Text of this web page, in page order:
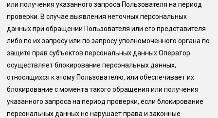
или получения указанного запроса Пользователя на период
проверки. В случае выявления неточных персональных
данных при обращении Пользователя или его представителя
либо по их запросу или по запросу уполномоченного органа по
защите прав субъектов персональных данных Оператор
осуществляет блокирование персональных данных,
относящихся к этому Пользователю, или обеспечивает их
блокирование с момента такого обращения или получения
указанного запроса на период проверки, если блокирование
персональных данных не нарушает права и законные